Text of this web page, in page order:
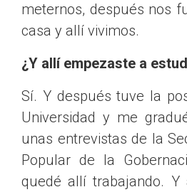
meternos, después nos
casa y allí vivimos.
¿Y allí empezaste a
Sí. Y después tuve la
Universidad y me
unas entrevistas de la
Popular de la
quedé allí trabajando. Y